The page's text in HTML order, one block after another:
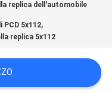
replica dell'automobile
PCD 5x112,
replica 5x112